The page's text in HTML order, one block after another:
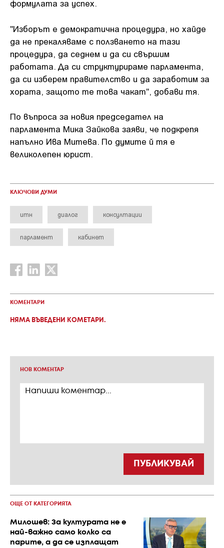
формулата за успех.
"Изборът е демократична процедура, но хайде
да не прекаляваме с ползването на тази
процедура, да седнем и да си свършим
работата. Да си структурираме парламента,
да си изберем правителство и да заработим за
хората, защото те това чакат", добави тя.
По въпроса за новия председател на
парламента Мика Зайкова заяви, че подкрепя
напълно Ива Митева. По думите й тя е
великолепен юрист.
КЛЮЧОВИ ДУМИ
итн диалог консултации
парламент кабинет
КОМЕНТАРИ
НЯМА ВЪВЕДЕНИ КОМЕТАРИ.
НОВ КОМЕНТАР
ПУБЛИКУВАЙ
ОЩЕ ОТ КАТЕГОРИЯТА
Милошев: За културата не е
най-важно само колко са
парите, а да се изплащат